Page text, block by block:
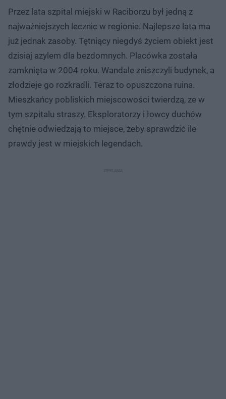
Przez lata szpital miejski w Raciborzu był jedną z
najważniejszych lecznic w regionie. Najlepsze lata ma
już jednak zasoby. Tętniący niegdyś życiem obiekt jest
dzisiaj azylem dla bezdomnych. Placówka została
zamknięta w 2004 roku. Wandale zniszczyli budynek, a
złodzieje go rozkradli. Teraz to opuszczona ruina.
Mieszkańcy pobliskich miejscowości twierdzą, ze w
tym szpitalu straszy. Eksploratorzy i łowcy duchów
chętnie odwiedzają to miejsce, żeby sprawdzić ile
prawdy jest w miejskich legendach.